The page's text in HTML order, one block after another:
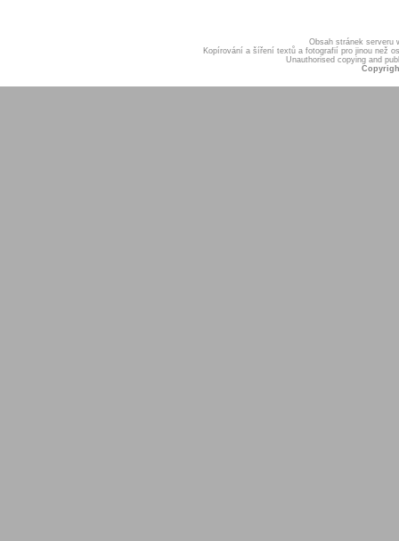
Obsah stránek serveru
Kopírování a šíření textů a fotografií pro jinou než
Unauthorised copying and